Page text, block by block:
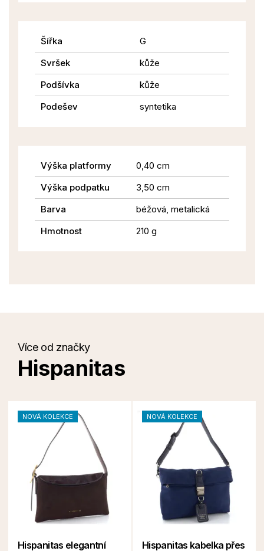
Šířka
G
Svršek
kůže
Podšívka
kůže
Podešev
syntetika
Výška platformy
0,40 cm
Výška podpatku
3,50 cm
Barva
béžová, metalická
Hmotnost
210 g
Více od značky
Hispanitas
NOVÁ KOLEKCE
Hispanitas elegantní
NOVÁ KOLEKCE
Hispanitas kabelka přes